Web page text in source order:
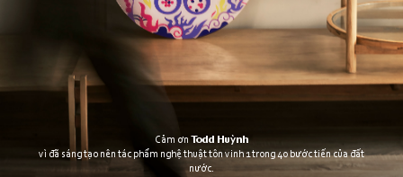
Cảm ơn
Todd Huỳnh
vì đã sáng tạo nên tác phẩm nghệ thuật tôn vinh 1 trong 40 bước tiến của đất
nước.